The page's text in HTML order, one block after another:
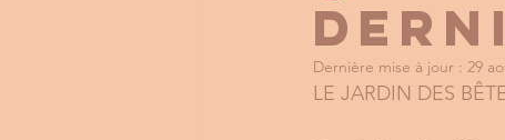
Dernière mise à jour : 29
LE JARDIN DES